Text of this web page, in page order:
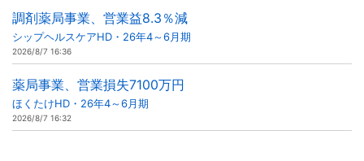
調剤薬局事業、営業益8.3％減
シップヘルスケアHD・26年4～6月期
2026/8/7 16:36
薬局事業、営業損失7100万円
ほくたけHD・26年4～6月期
2026/8/7 16:32